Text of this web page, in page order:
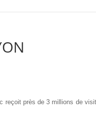
reçoit près de 3 millions de